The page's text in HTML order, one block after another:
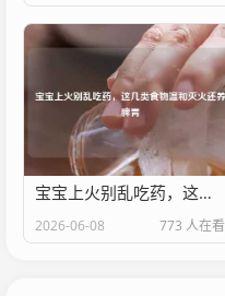
宝宝上火别乱吃药，这几类食物温和灭火还养脾胃
2026-06-08 773 人在看